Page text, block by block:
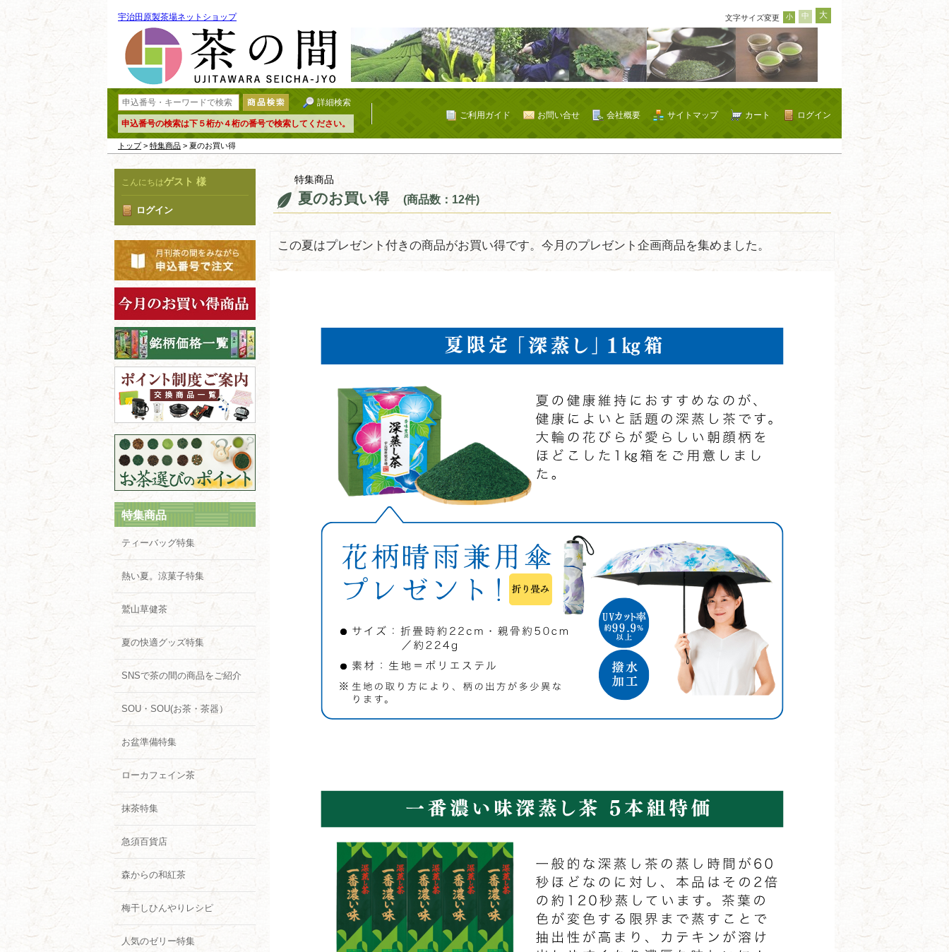
宇治田原製茶場ネットショップ 文字サイズ変更 小 中 大
詳細検索
申込番号の検索は下５桁か４桁の番号で検索してください。
ログイン
カート
サイトマップ
会社概要
お問い合せ
ご利用ガイド
トップ> 特集商品 > 夏のお買い得
こんにちはゲスト 様
ログイン
特集商品
ティーバッグ特集
熱い夏。涼菓子特集
鷲山草健茶
夏の快適グッズ特集
SNSで茶の間の商品をご紹介
SOU・SOU(お茶・茶器）
お盆準備特集
ローカフェイン茶
抹茶特集
急須百貨店
森からの和紅茶
梅干しひんやりレシピ
人気のゼリー特集
特集商品
夏のお買い得 (商品数：12件)
この夏はプレゼント付きの商品がお買い得です。今月のプレゼント企画商品を集めました。